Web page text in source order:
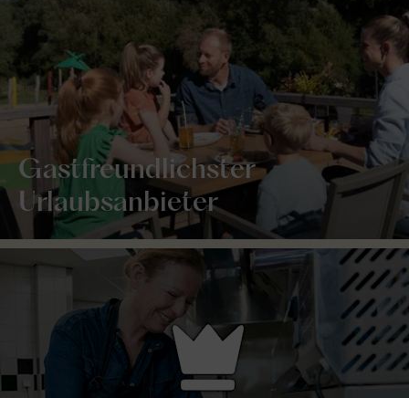
Gastfreundlichster
Urlaubsanbieter